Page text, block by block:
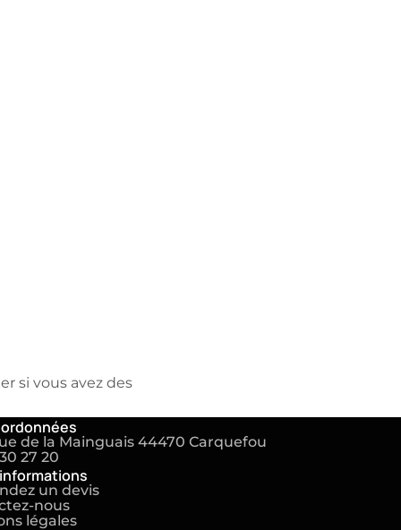
si vous avez des
de la Mainguais 44470 Carquefou
27 20
un devis
nous
légales